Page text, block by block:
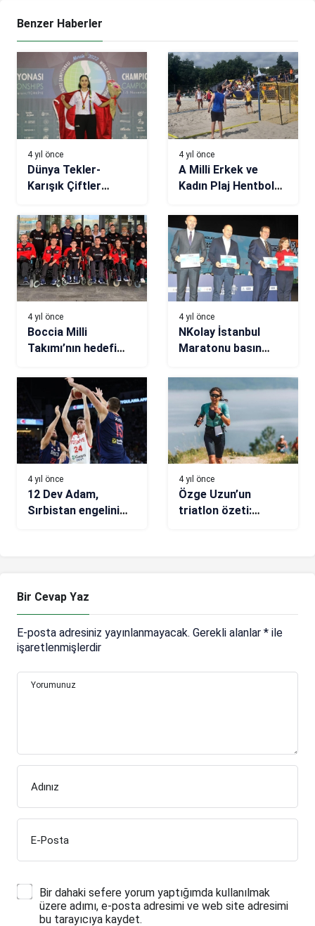
Benzer Haberler
4 yıl önce
Dünya Tekler-
Karışık Çiftler
sona erdi
4 yıl önce
A Milli Erkek ve
Kadın Plaj Hentbol
2023 biletini kaptı!
4 yıl önce
Boccia Milli
Takımı’nın hedefi
Paralimpik Oyunları
4 yıl önce
NKolay İstanbul
Maratonu basın
gerçekleşti
4 yıl önce
12 Dev Adam,
Sırbistan engelini
4 yıl önce
Özge Uzun’un
triatlon özeti:
Bir Cevap Yaz
E-posta adresiniz yayınlanmayacak. Gerekli alanlar * ile
işaretlenmişlerdir
Yorumunuz
Adınız
E-Posta
Bir dahaki sefere yorum yaptığımda kullanılmak
üzere adımı, e-posta adresimi ve web site adresimi
bu tarayıcıya kaydet.